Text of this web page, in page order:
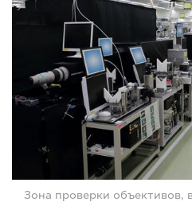
Зона проверки объективов,